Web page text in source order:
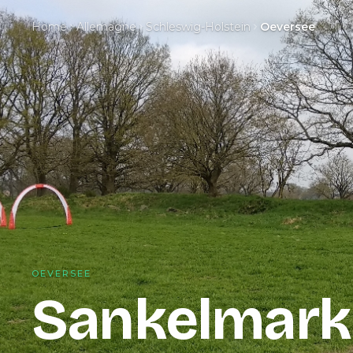
Home Allemagne Schleswig-Holstein Oeversee
OEVERSEE